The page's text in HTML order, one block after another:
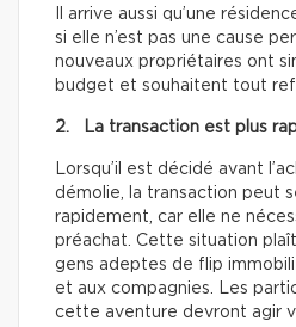
Il arrive aussi qu’une
si elle n’est pas une cause
nouveaux propriétaires ont
budget et souhaitent tout
2. La transaction est plus
Lorsqu’il est décidé avant
démolie, la transaction peut
rapidement, car elle ne
préachat. Cette situation
gens adeptes de flip
et aux compagnies. Les
cette aventure devront agir